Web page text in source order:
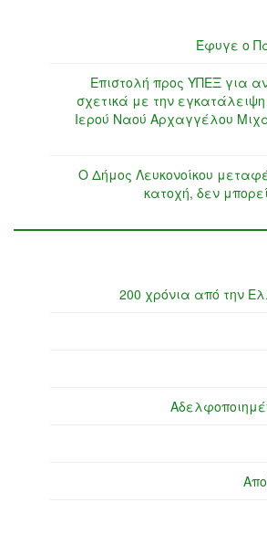
Έφυγε ο
Επιστολή προς ΥΠΕΞ για
σχετικά με την
Ιερού Ναού Αρχαγγέλου
Ο Δήμος Λευκονοίκου
κατοχή, δεν
200 χρόνια από την